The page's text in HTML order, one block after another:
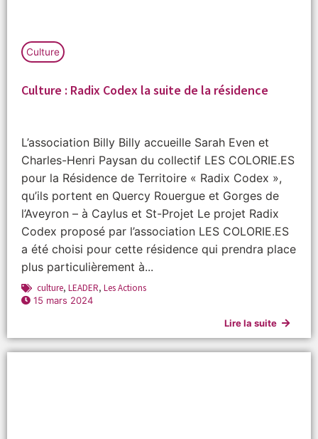
Culture
Culture : Radix Codex la suite de la résidence
L’association Billy Billy accueille Sarah Even et
Charles-Henri Paysan du collectif LES COLORIE.ES
pour la Résidence de Territoire « Radix Codex »,
qu’ils portent en Quercy Rouergue et Gorges de
l’Aveyron – à Caylus et St-Projet Le projet Radix
Codex proposé par l’association LES COLORIE.ES
a été choisi pour cette résidence qui prendra place
plus particulièrement à...
culture, LEADER, Les Actions
15 mars 2024
Lire la suite